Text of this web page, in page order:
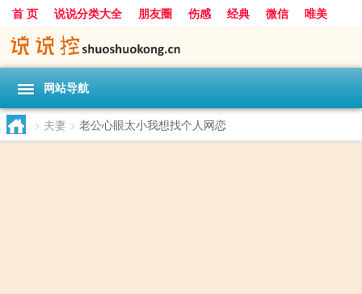
首 页 说说分类大全 朋友圈 伤感 经典 微信
唯美
励志
爱情 搞笑
网站导航
> 夫妻 > 老公心眼太小我想找个人网恋